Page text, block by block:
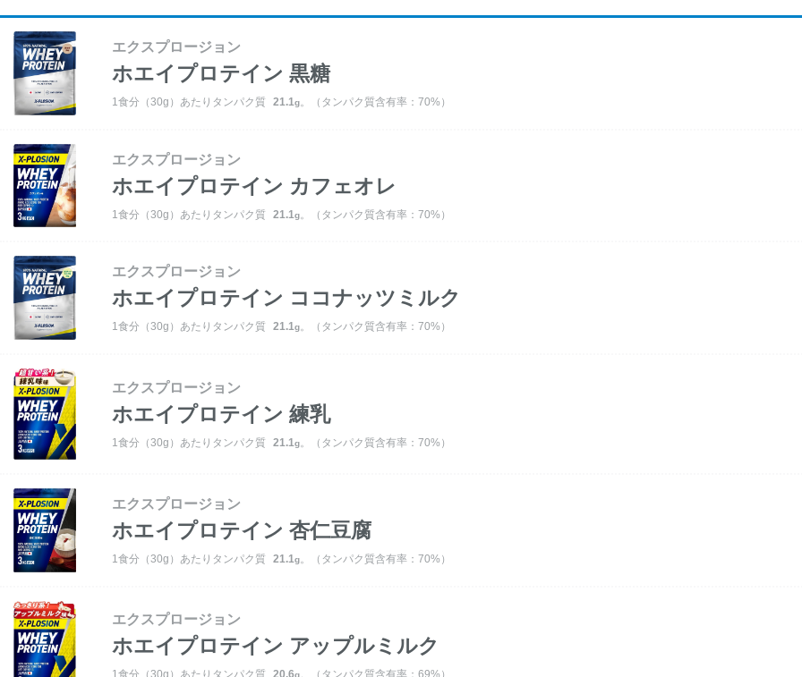
エクスプロージョン
ホエイプロテイン 黒糖
1食分（30g）あたりタンパク質 21.1g 。（タンパク質含有率：70%）
エクスプロージョン
ホエイプロテイン カフェオレ
1食分（30g）あたりタンパク質 21.1g 。（タンパク質含有率：70%）
エクスプロージョン
ホエイプロテイン ココナッツミルク
1食分（30g）あたりタンパク質 21.1g。（タンパク質含有率：70%）
エクスプロージョン
ホエイプロテイン 練乳
1食分（30g）あたりタンパク質 21.1g 。（タンパク質含有率：70%）
エクスプロージョン
ホエイプロテイン 杏仁豆腐
1食分（30g）あたりタンパク質 21.1g 。（タンパク質含有率：70%）
エクスプロージョン
ホエイプロテイン アップルミルク
g